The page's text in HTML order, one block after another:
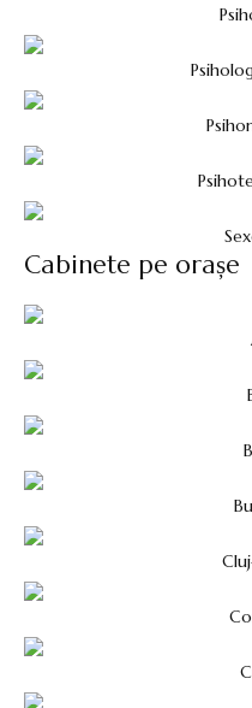
Cabinete pe orașe